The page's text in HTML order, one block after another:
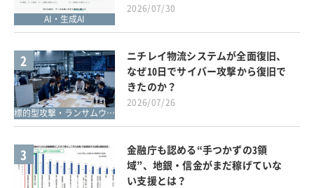
AI・生成AI
2026/07/30
2
標的型攻撃・ランサムウェア対策
ニチレイ物流システムが全面復旧、
なぜ10日でサイバー攻撃から復旧で
きたのか？
2026/07/26
3
金融庁も認める“手つかずの3領
域”、地銀・信金がまだ稼げていな
い支援とは？